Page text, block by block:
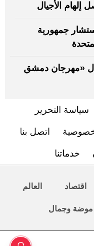
إلهام الأجيال
جمهورية
«مهرجان دمشق
سياسة التحرير
اتصل بنا
خدماتنا
اقتصاد العالم
موضة وجمال